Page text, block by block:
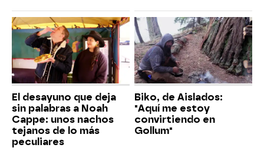
El desayuno que deja
sin palabras a Noah
Cappe: unos nachos
tejanos de lo más
peculiares
Biko, de Aislados:
"Aquí me estoy
convirtiendo en
Gollum"